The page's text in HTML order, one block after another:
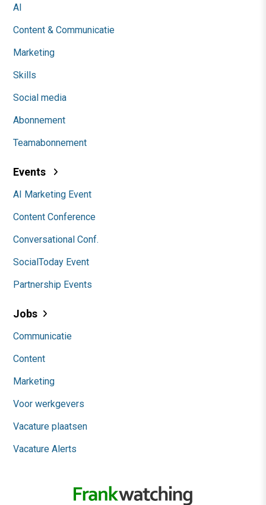
AI
Content & Communicatie
Marketing
Skills
Social media
Abonnement
Teamabonnement
Events
AI Marketing Event
Content Conference
Conversational Conf.
SocialToday Event
Partnership Events
Jobs
Communicatie
Content
Marketing
Voor werkgevers
Vacature plaatsen
Vacature Alerts